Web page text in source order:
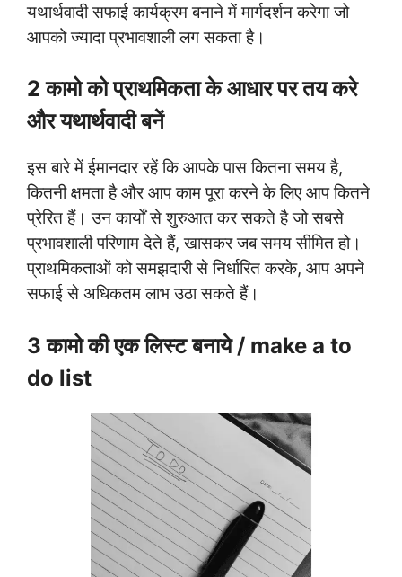
यथार्थवादी सफाई कार्यक्रम बनाने में मार्गदर्शन करेगा जो
आपको ज्यादा प्रभावशाली लग सकता है।
2 कामो को प्राथमिकता के आधार पर तय करे
और यथार्थवादी बनें
इस बारे में ईमानदार रहें कि आपके पास कितना समय है,
कितनी क्षमता है और आप काम पूरा करने के लिए आप कितने
प्रेरित हैं। उन कार्यों से शुरुआत कर सकते है जो सबसे
प्रभावशाली परिणाम देते हैं, खासकर जब समय सीमित हो।
प्राथमिकताओं को समझदारी से निर्धारित करके, आप अपने
सफाई से अधिकतम लाभ उठा सकते हैं।
3 कामो की एक लिस्ट बनाये / make a to
do list